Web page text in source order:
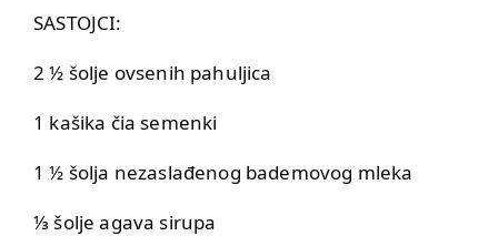
SASTOJCI:
2 ½ šolje ovsenih pahuljica
1 kašika čia semenki
1 ½ šolja nezaslađenog bademovog mleka
⅓ šolje agava sirupa